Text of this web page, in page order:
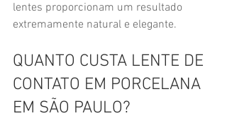
lentes proporcionam um resultado
extremamente natural e elegante.
QUANTO CUSTA LENTE DE
CONTATO EM PORCELANA
EM SÃO PAULO?